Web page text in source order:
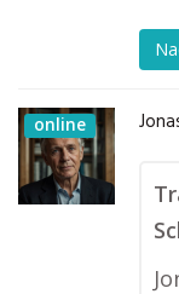
online